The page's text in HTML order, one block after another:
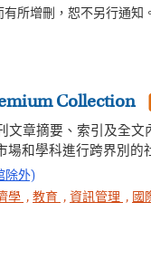
所增刪，恕不另行通知
Collection
文章摘要、索引及全
場和學科進行跨界別的
除外)
學 , 教育 , 資訊管理 , 國